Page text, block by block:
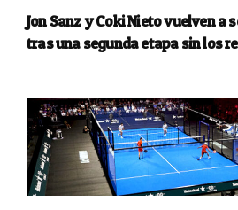
Jon Sanz y Coki Nieto vuelven a
tras una segunda etapa sin los